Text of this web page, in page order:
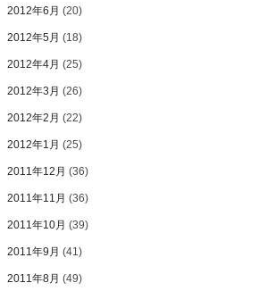
2012年6月 (20)
2012年5月 (18)
2012年4月 (25)
2012年3月 (26)
2012年2月 (22)
2012年1月 (25)
2011年12月 (36)
2011年11月 (36)
2011年10月 (39)
2011年9月 (41)
2011年8月 (49)